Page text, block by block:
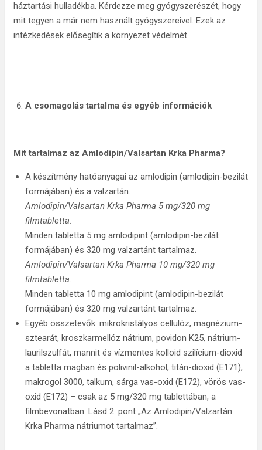
háztartási hulladékba. Kérdezze meg gyógyszerészét, hogy
mit tegyen a már nem használt gyógyszereivel. Ezek az
intézkedések elősegítik a környezet védelmét.
A csomagolás tartalma és egyéb információk
Mit tartalmaz az Amlodipin/Valsartan Krka Pharma?
A készítmény hatóanyagai az amlodipin (amlodipin-bezilát
formájában) és a valzartán.
Amlodipin/Valsartan Krka Pharma 5 mg/320 mg
filmtabletta:
Minden tabletta 5 mg amlodipint (amlodipin-bezilát
formájában) és 320 mg valzartánt tartalmaz.
Amlodipin/Valsartan Krka Pharma 10 mg/320 mg
filmtabletta:
Minden tabletta 10 mg amlodipint (amlodipin-bezilát
formájában) és 320 mg valzartánt tartalmaz.
Egyéb összetevők: mikrokristályos cellulóz, magnézium-
sztearát, kroszkarmellóz nátrium, povidon K25, nátrium-
laurilszulfát, mannit és vízmentes kolloid szilícium-dioxid
a tabletta magban és polivinil-alkohol, titán-dioxid (E171),
makrogol 3000, talkum, sárga vas-oxid (E172), vörös vas-
oxid (E172) – csak az 5 mg/320 mg tablettában, a
filmbevonatban. Lásd 2. pont „Az Amlodipin/Valzartán
Krka Pharma nátriumot tartalmaz”.